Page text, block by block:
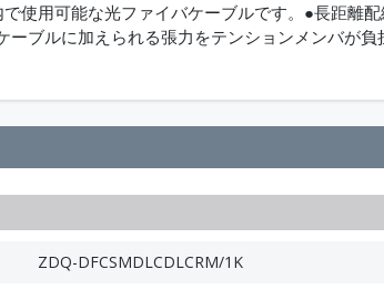
使用可能な光ファイバケーブルです。●長距離
ブルに加えられる張力をテンションメンバが負
ZDQ-DFCSMDLCDLCRM/1K